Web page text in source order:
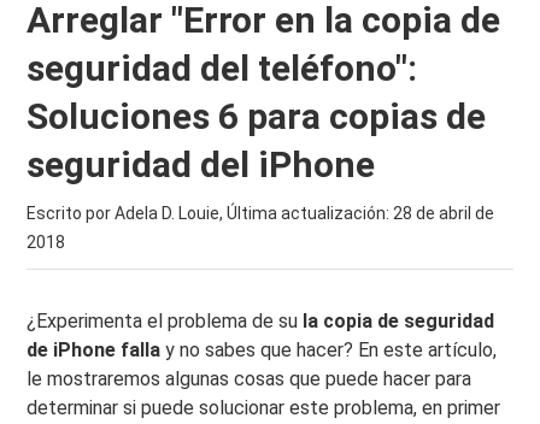
Arreglar "Error en la copia de
seguridad del teléfono":
Soluciones 6 para copias de
seguridad del iPhone
Escrito por Adela D. Louie, Última actualización: 28 de abril de
2018
¿Experimenta el problema de su la copia de seguridad
de iPhone falla y no sabes que hacer? En este artículo,
le mostraremos algunas cosas que puede hacer para
determinar si puede solucionar este problema, en primer